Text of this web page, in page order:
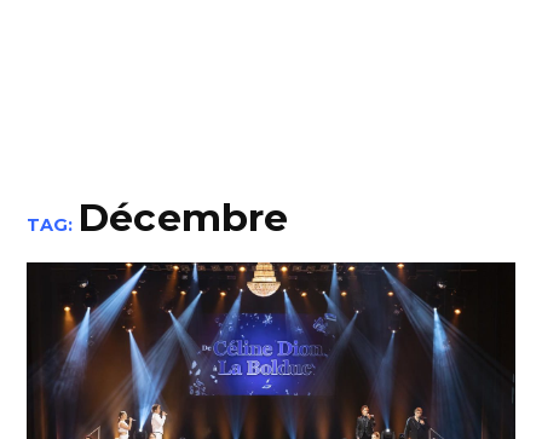
TAG: Décembre